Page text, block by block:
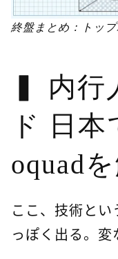
終盤まとめ：トッ
内行
ド 日
oquad
ここ、技術と
っぽく出る。変